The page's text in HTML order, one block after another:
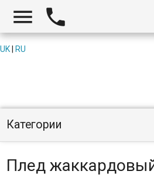
 
UK RU
Категории
Плед